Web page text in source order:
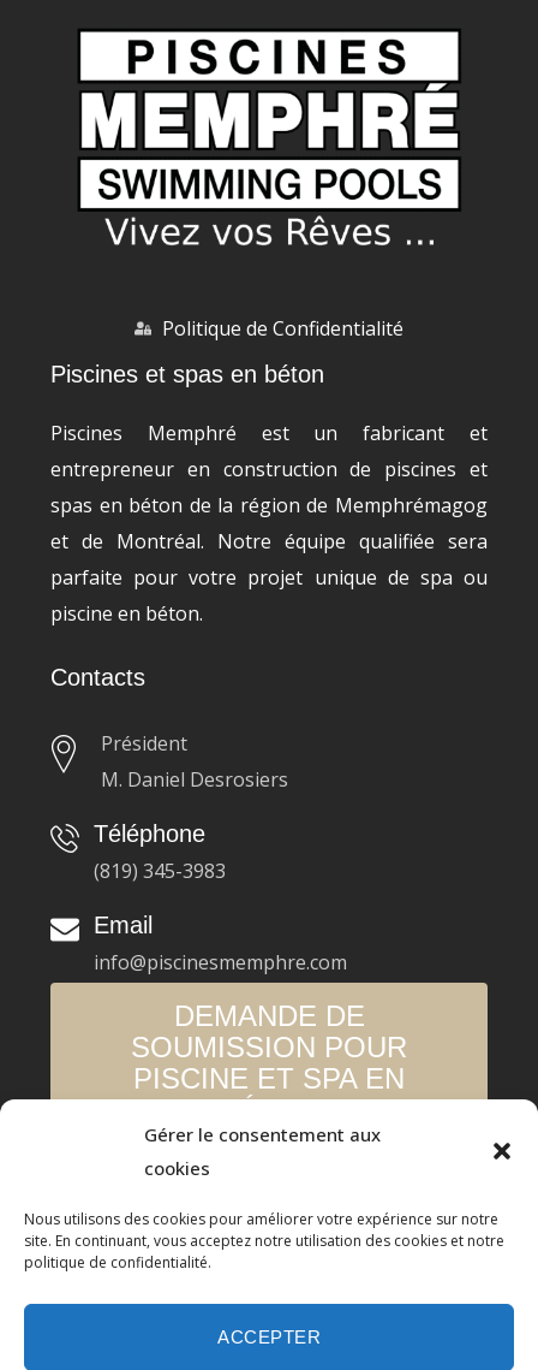
Gérer le consentement aux
cookies
Nous utilisons des cookies pour améliorer votre expérience sur notre
site. En continuant, vous acceptez notre utilisation des cookies et notre
politique de confidentialité.
ACCEPTER
Politique de Confidentialité
Piscines et spas en béton
Piscines Memphré est un fabricant et
entrepreneur en construction de piscines et
spas en béton de la région de Memphrémagog
et de Montréal. Notre équipe qualifiée sera
parfaite pour votre projet unique de spa ou
piscine en béton.
Contacts
Président
M. Daniel Desrosiers
Téléphone
(819) 345-3983
Email
info@piscinesmemphre.com
DEMANDE DE
SOUMISSION POUR
PISCINE ET SPA EN
BÉTON
© 2021 Piscines Memphré inc.
En Vertu De La Loi 25, Daniel Desrosiers A Été Attribué
Ce Site Web Collecte Des Informations Avec Google